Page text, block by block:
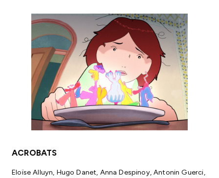
ACROBATS
Eloïse Alluyn, Hugo Danet, Anna Despinoy, Antonin Guerci,